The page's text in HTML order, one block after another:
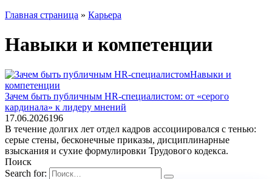
Главная страница » Карьера
Навыки и компетенции
Навыки и
компетенции
Зачем быть публичным HR-специалистом: от «серого
кардинала» к лидеру мнений
17.06.2026196
В течение долгих лет отдел кадров ассоциировался с тенью:
серые стены, бесконечные приказы, дисциплинарные
взыскания и сухие формулировки Трудового кодекса.
Поиск
Search for: